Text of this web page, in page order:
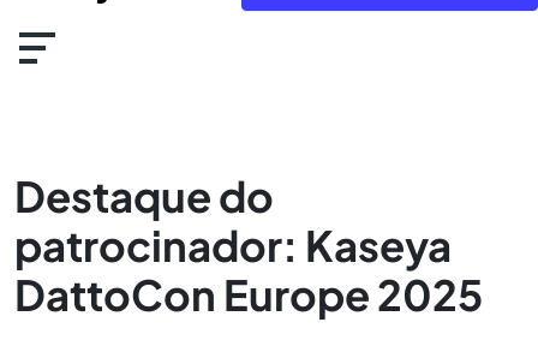
Destaque do
patrocinador: Kaseya
DattoCon Europe 2025